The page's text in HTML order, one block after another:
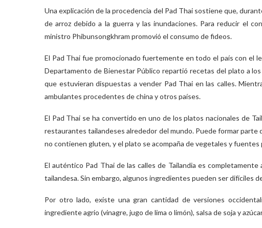
Una explicación de la procedencia del Pad Thai sostiene que,
de arroz debido a la guerra y las inundaciones. Para reducir el
ministro Phibunsongkhram promovió el consumo de fideos.
El Pad Thai fue promocionado fuertemente en todo el país con el
Departamento de Bienestar Público repartió recetas del plato a
que estuvieran dispuestas a vender Pad Thai en las calles.
ambulantes procedentes de china y otros países.
El Pad Thai se ha convertido en uno de los platos nacionales de
restaurantes tailandeses alrededor del mundo. Puede formar parte
no contienen gluten, y el plato se acompaña de vegetales y fuentes
El auténtico Pad Thai de las calles de Tailandia es
tailandesa. Sin embargo, algunos ingredientes pueden ser difíciles
Por otro lado, existe una gran cantidad de versiones
ingrediente agrio (vinagre, jugo de lima o limón), salsa de soja y